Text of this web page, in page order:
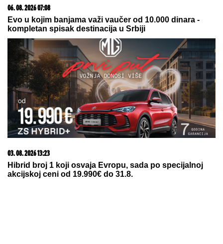
06. 08. 2026 07:08
Evo u kojim banjama važi vaučer od 10.000 dinara -
kompletan spisak destinacija u Srbiji
03. 08. 2026 13:23
Hibrid broj 1 koji osvaja Evropu, sada po specijalnoj
akcijskoj ceni od 19.990€ do 31.8.